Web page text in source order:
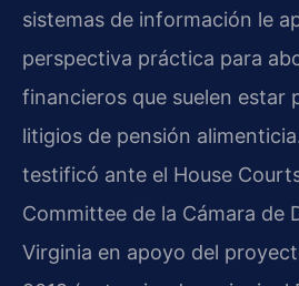
sistemas de información le
perspectiva práctica para
financieros que suelen estar
litigios de pensión
testificó ante el House
Committee de la Cámara de
Virginia en apoyo del